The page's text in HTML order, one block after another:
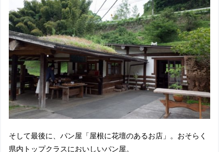
そして最後に、パン屋「屋根に花壇のあるお店」。おそらく
県内トップクラスにおいしいパン屋。